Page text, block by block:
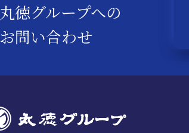
丸徳グループへの
お問い合わせ